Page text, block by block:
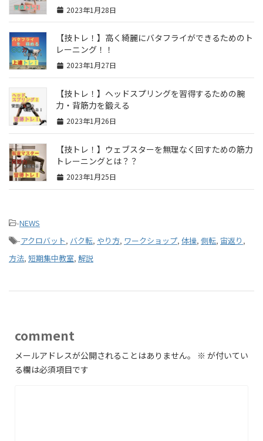
2023年1月28日
【技トレ！】高く綺麗にバタフライができるためのト
レーニング！！
2023年1月27日
【技トレ！】ヘッドスプリングを習得するための腕
力・背筋力を鍛える
2023年1月26日
【技トレ！】ウェブスターを無理なく回すための筋力
トレーニングとは？？
2023年1月25日
-NEWS
-アクロバット, バク転, やり方, ワークショップ, 体操, 側転, 宙返り ,
方法, 短期集中教室, 解説
comment
メールアドレスが公開されることはありません。 ※ が付いてい
る欄は必須項目です